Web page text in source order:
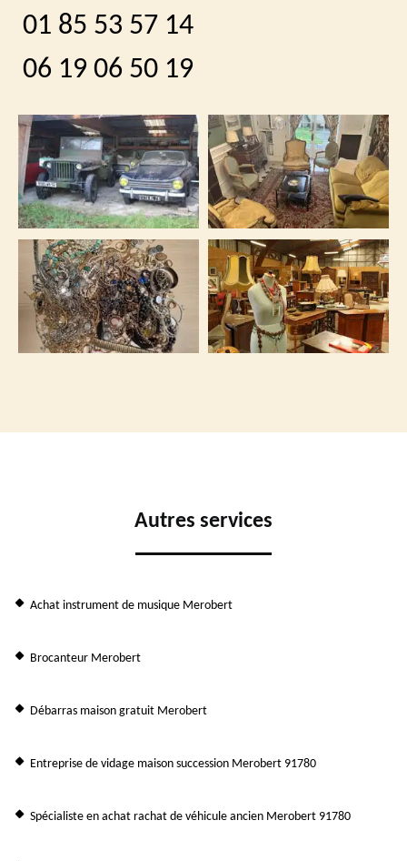
01 85 53 57 14
06 19 06 50 19
Autres services
Achat instrument de musique Merobert
Brocanteur Merobert
Débarras maison gratuit Merobert
Entreprise de vidage maison succession Merobert 91780
Spécialiste en achat rachat de véhicule ancien Merobert 91780